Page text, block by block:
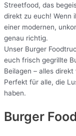
Streetfood, das
direkt zu euch! Wenn
einer modernen,
genau richtig.
Unser Burger
euch frisch gegrillte
Beilagen – alles
Perfekt für alle, die
haben.
Burger